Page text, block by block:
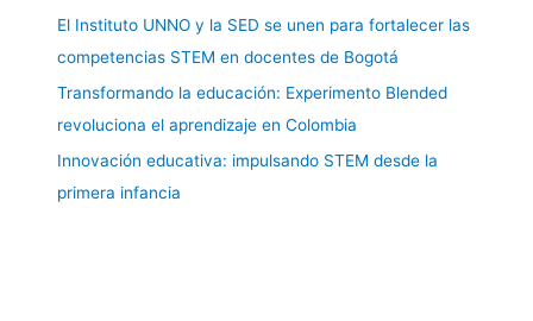
El Instituto UNNO y la SED se unen para fortalecer las
competencias STEM en docentes de Bogotá
Transformando la educación: Experimento Blended
revoluciona el aprendizaje en Colombia
Innovación educativa: impulsando STEM desde la
primera infancia